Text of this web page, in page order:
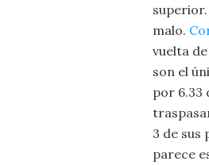
malo.
vuelta de
son el
por 6.33
3 de
parece